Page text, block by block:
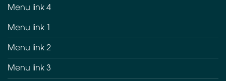
Menu link 4
Menu link 1
Menu link 2
Menu link 3